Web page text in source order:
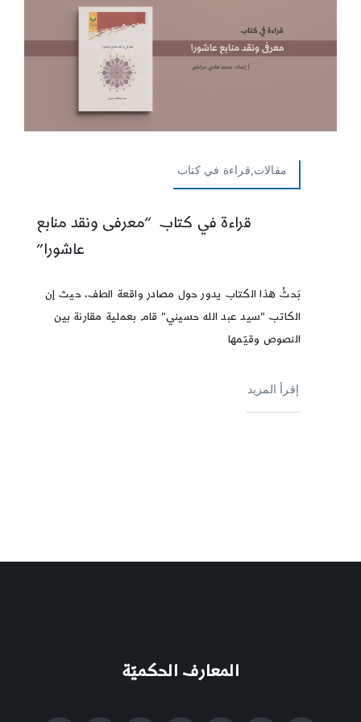
مقالات,قراءة في كتاب
قراءة في كتاب “معرفى ونقد منابع
عاشورا”
بَحثُ هذا الكتاب يدور حول مصادر واقعة الطف، حيث إن
الكاتب "سيد عبد الله حسيني" قام بعملية مقارنة بين
النصوص وقيّمها
إقرأ المزيد
المعارف الحكميّة